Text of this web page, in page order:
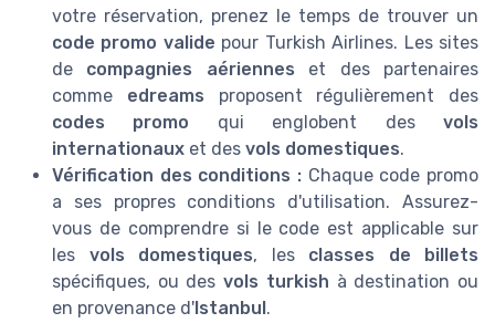
votre réservation, prenez le temps de trouver un
code promo valide pour Turkish Airlines. Les sites
de compagnies aériennes et des partenaires
comme edreams proposent régulièrement des
codes promo qui englobent desvols
internationaux et des vols domestiques.
Vérification des conditions : Chaque code promo
a ses propres conditions d'utilisation. Assurez-
vous de comprendre si le code est applicable sur
les vols domestiques, les classes de billets
spécifiques, ou desvols turkish à destination ou
en provenance d' Istanbul .